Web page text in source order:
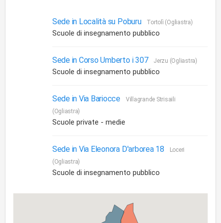
Sede in Località su Poburu Tortolì (Ogliastra)
Scuole di insegnamento pubblico
Sede in Corso Umberto i 307 Jerzu (Ogliastra)
Scuole di insegnamento pubblico
Sede in Via Bariocce
Villagrande Strisaili
(Ogliastra)
Scuole private - medie
Sede in Via Eleonora D'arborea 18
Loceri
(Ogliastra)
Scuole di insegnamento pubblico